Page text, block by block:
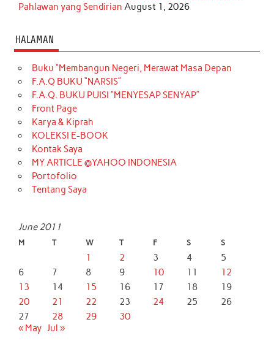
Pahlawan yang Sendirian August 1, 2026
HALAMAN
Buku “Membangun Negeri, Merawat Masa Depan
F.A.Q BUKU “NARSIS”
F.A.Q. BUKU PUISI “MENYESAP SENYAP”
Front Page
Karya & Kiprah
KOLEKSI E-BOOK
Kontak Saya
MY ARTICLE @YAHOO INDONESIA
Portofolio
Tentang Saya
June 2011
M T W T F S S
1 2 3 4
5
6
7 8 9 10 11
12
13
14 15 16 17 18
19
20
21 22 23 24 25
26
27
28 29
30
« May Jul »